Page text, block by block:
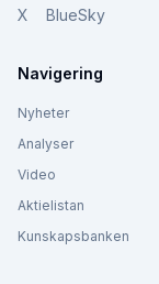
X BlueSky
Navigering
Nyheter
Analyser
Video
Aktielistan
Kunskapsbanken